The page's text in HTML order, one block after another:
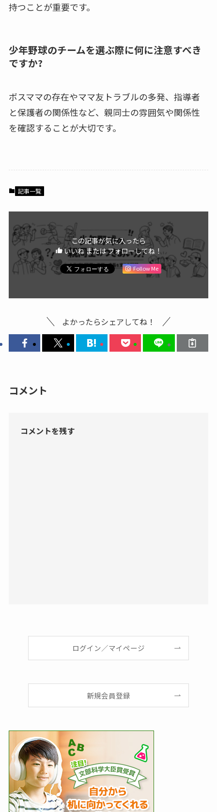
持つことが重要です。
少年野球のチームを選ぶ際に何に注意すべき
ですか?
ボスママの存在やママ友トラブルの多発、指導者
と保護者の関係性など、親同士の雰囲気や関係性
を確認することが大切です。
記事一覧
この記事が気に入ったら
いいね または フォローしてね！
Follow Me
よかったらシェアしてね！
コメント
コメントを残す
ログイン／マイページ
新規会員登録